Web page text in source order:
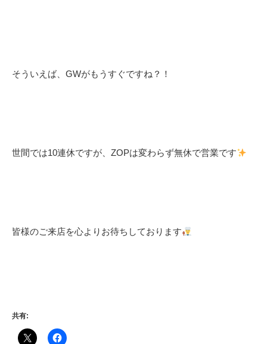
そういえば、GWがもうすぐですね？！
世間では10連休ですが、ZOPは変わらず無休で営業です
皆様のご来店を心よりお待ちしております
共有: